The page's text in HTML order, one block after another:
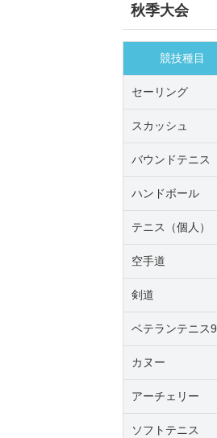
秋季大会
競技種目
セーリング
スカッシュ
バウンドテニス
ハンドボール
テニス（個人）
空手道
剣道
ベテランテニス
カヌー
アーチェリー
ソフトテニス